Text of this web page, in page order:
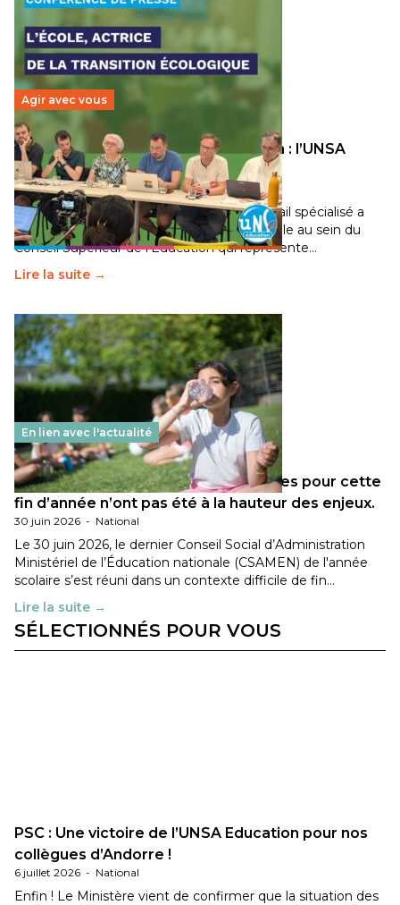
Agir avec vous
Transition écologique de l’éducation : l’UNSA
Éducation fait bouger les lignes
30 juin 2026-National
Pendant plusieurs mois, un groupe de travail spécialisé a
travaillé sur la transition écologique de l’Ecole au sein du
Conseil Supérieur de l’Éducation qui représente…
Lire la suite →
En lien avec l'actualité
Les décisions ministérielles attendues pour cette
fin d’année n’ont pas été à la hauteur des enjeux.
30 juin 2026 - National
Le 30 juin 2026, le dernier Conseil Social d’Administration
Ministériel de l’Éducation nationale (CSAMEN) de l'année
scolaire s’est réuni dans un contexte difficile de fin…
Lire la suite →
SÉLECTIONNÉS POUR VOUS
PSC : Une victoire de l’UNSA Education pour nos
collègues d’Andorre !
6 juillet 2026 - National
Enfin ! Le Ministère vient de confirmer que la situation des